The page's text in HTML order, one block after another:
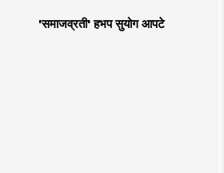
'समाजव्रती' हभप सुयोग आपटे